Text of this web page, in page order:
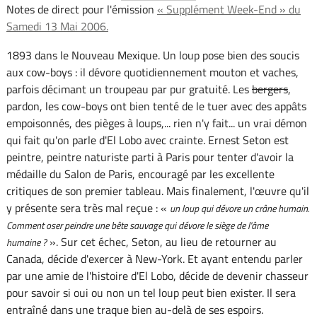
Notes de direct pour l'émission « Supplément Week-End » du
Samedi 13 Mai 2006.
1893 dans le Nouveau Mexique. Un loup pose bien des soucis
aux cow-boys : il dévore quotidiennement mouton et vaches,
parfois décimant un troupeau par pur gratuité. Lesbergers,
pardon, les cow-boys ont bien tenté de le tuer avec des appâts
empoisonnés, des pièges à loups,... rien n'y fait... un vrai démon
qui fait qu'on parle d'El Lobo avec crainte. Ernest Seton est
peintre, peintre naturiste parti à Paris pour tenter d'avoir la
médaille du Salon de Paris, encouragé par les excellente
critiques de son premier tableau. Mais finalement, l'œuvre qu'il
y présente sera très mal reçue : « un loup qui dévore un crâne humain.
Comment oser peindre une bête sauvage qui dévore le siège de l'âme
humaine ?». Sur cet échec, Seton, au lieu de retourner au
Canada, décide d'exercer à New-York. Et ayant entendu parler
par une amie de l'histoire d'El Lobo, décide de devenir chasseur
pour savoir si oui ou non un tel loup peut bien exister. Il sera
entraîné dans une traque bien au-delà de ses espoirs.